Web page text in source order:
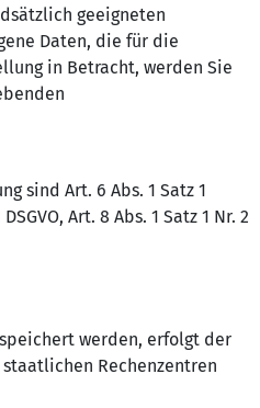
geeigneten
Daten, die für die
in Betracht, werden Sie
sind Art. 6 Abs. 1 Satz 1
Art. 8 Abs. 1 Satz 1 Nr. 2
werden, erfolgt der
Rechenzentren